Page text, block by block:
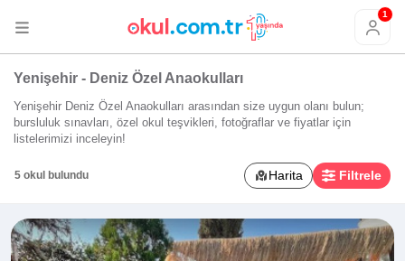
1
Yenişehir - Deniz Özel Anaokulları
Yenişehir Deniz Özel Anaokulları arasından size uygun olanı bulun;
bursluluk sınavları, özel okul teşvikleri, fotoğraflar ve fiyatlar için
listelerimizi inceleyin!
5 okul bulundu Harita Filtrele